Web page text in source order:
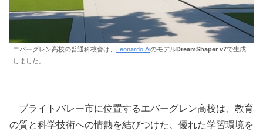
エバーグレン高校の普通科校舎は、 Leonardo.AiのモデルDreamShaper v7で生成
しました。
ブライトバレー市に位置するエバーグレン高校は、教育
の質と科学技術への情熱を結びつけた、優れた学習環境を